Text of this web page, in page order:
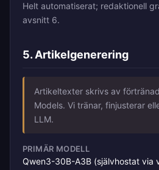
Helt automatiserat; redaktionell
avsnitt 6.
5. Artikelgenerering
Artikeltexter skrivs av
Models. Vi tränar, finjusterar
LLM.
PRIMÄR MODELL
Qwen3-30B-A3B (självhostat via